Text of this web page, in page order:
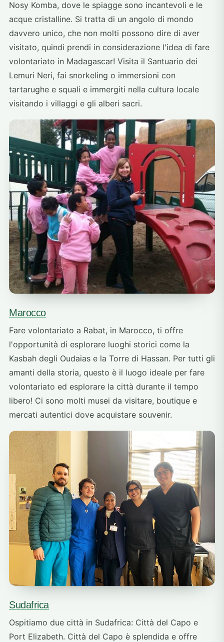
Nosy Komba, dove le spiagge sono incantevoli e le
acque cristalline. Si tratta di un angolo di mondo
davvero unico, che non molti possono dire di aver
visitato, quindi prendi in considerazione l'idea di fare
volontariato in Madagascar! Visita il Santuario dei
Lemuri Neri, fai snorkeling o immersioni con
tartarughe e squali e immergiti nella cultura locale
visitando i villaggi e gli alberi sacri.
Marocco
Fare volontariato a Rabat, in Marocco, ti offre
l'opportunità di esplorare luoghi storici come la
Kasbah degli Oudaias e la Torre di Hassan. Per tutti gli
amanti della storia, questo è il luogo ideale per fare
volontariato ed esplorare la città durante il tempo
libero! Ci sono molti musei da visitare, boutique e
mercati autentici dove acquistare souvenir.
Sudafrica
Ospitiamo due città in Sudafrica: Città del Capo e
Port Elizabeth. Città del Capo è splendida e offre